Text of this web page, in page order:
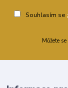
Souhlasím se
Můžete